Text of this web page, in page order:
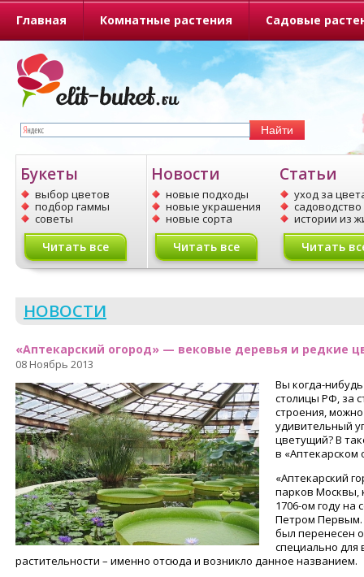
Главная Комнатные растения Садовые
О портале
Букеты
выбор цветов
подбор гаммы
советы
Читать все
Новости
новые подходы
новые украшения
новые сорта
Читать все
Статьи
уход за
садоводство
истории из
Читать
НОВОСТИ
«Аптекарский огород» — вековые деревья и редкие
08 Ноябрь 2013
Вы когда-
столицы РФ, за
строения,
удивительный
цветущий? В
в «Аптекарском
«Аптекарский
парков Москвы,
1706-ом году на
Петром Первым.
был перенесен
специально
растительности – именно отсюда и возникло данное названием.